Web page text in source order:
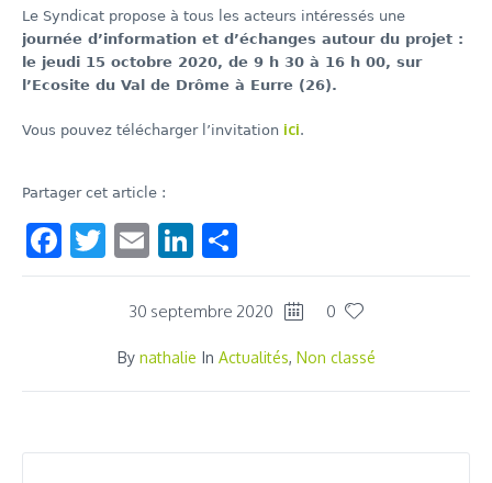
Le Syndicat propose à tous les acteurs intéressés une
journée d’information et d’échanges autour du projet :
le jeudi 15 octobre 2020, de 9 h 30 à 16 h 00, sur
l’Ecosite du Val de Drôme à Eurre (26).
Vous pouvez télécharger l’invitation ici.
Partager cet article :
Facebook
Twitter
EmailLinkedIn
30 septembre 2020 0
By nathalie In Actualités, Non classé